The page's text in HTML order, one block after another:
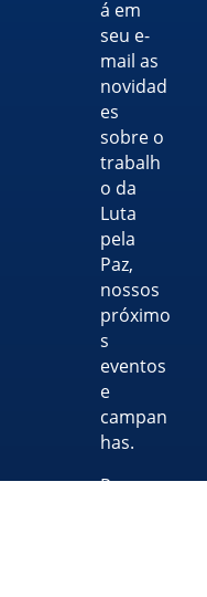
á em
seu e-
mail as
novidad
es
sobre o
trabalh
o da
Luta
pela
Paz,
nossos
próximo
s
eventos
e
campan
has.
Para